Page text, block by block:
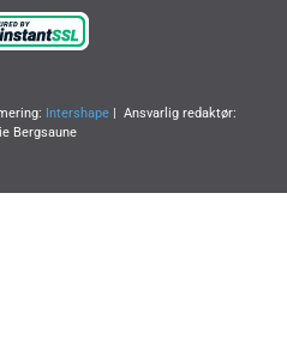
Intershape | Ansvarlig redaktør:
Bergsaune